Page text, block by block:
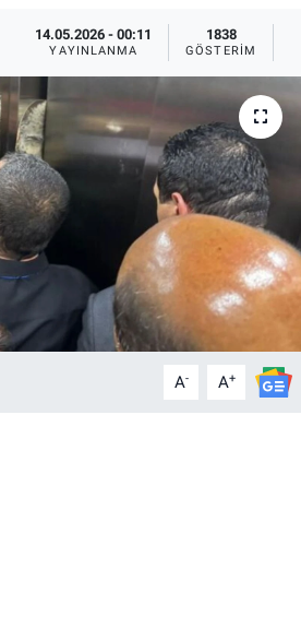
14.05.2026 - 00:11
YAYINLANMA
1838
GÖSTERIM
A- A+